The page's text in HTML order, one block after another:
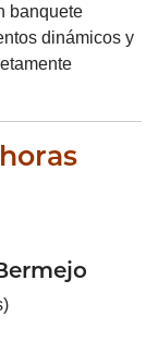
banquete
dinámicos y